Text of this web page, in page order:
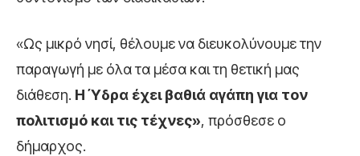
«Ως μικρό νησί, θέλουμε να διευκολύνουμε την
παραγωγή με όλα τα μέσα και τη θετική μας
διάθεση. Η Ύδρα έχει βαθιά αγάπη για τον
πολιτισμό και τις τέχνες», πρόσθεσε ο
δήμαρχος.